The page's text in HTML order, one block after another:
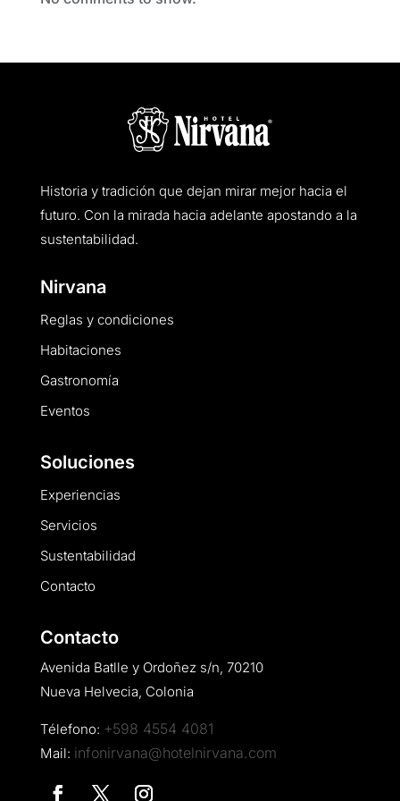
Historia y tradición que dejan mirar mejor hacia el
futuro. Con la mirada hacia adelante apostando a la
sustentabilidad.
Nirvana
Reglas y condiciones
Habitaciones
Gastronomía
Eventos
Soluciones
Experiencias
Servicios
Sustentabilidad
Contacto
Contacto
Avenida Batlle y Ordoñez s/n, 70210
Nueva Helvecia, Colonia
Télefono: +598 4554 4081
Mail: infonirvana@hotelnirvana.com